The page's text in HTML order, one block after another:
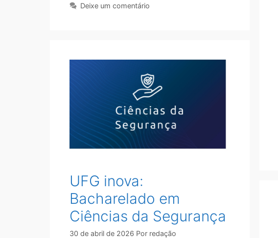
Deixe um comentário
UFG inova:
Bacharelado em
Ciências da Segurança
30 de abril de 2026 Por redação